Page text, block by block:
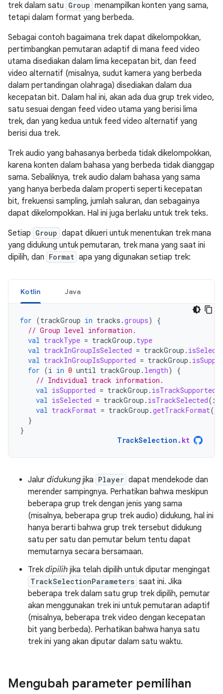
trek dalam satu Group menampilkan konten yang sama,
tetapi dalam format yang berbeda.
Sebagai contoh bagaimana trek dapat dikelompokkan,
pertimbangkan pemutaran adaptif di mana feed video
utama disediakan dalam lima kecepatan bit, dan feed
video alternatif (misalnya, sudut kamera yang berbeda
dalam pertandingan olahraga) disediakan dalam dua
kecepatan bit. Dalam hal ini, akan ada dua grup trek video,
satu sesuai dengan feed video utama yang berisi lima
trek, dan yang kedua untuk feed video alternatif yang
berisi dua trek.
Trek audio yang bahasanya berbeda tidak dikelompokkan,
karena konten dalam bahasa yang berbeda tidak dianggap
sama. Sebaliknya, trek audio dalam bahasa yang sama
yang hanya berbeda dalam properti seperti kecepatan
bit, frekuensi sampling, jumlah saluran, dan sebagainya
dapat dikelompokkan. Hal ini juga berlaku untuk trek teks.
Setiap Group dapat dikueri untuk menentukan trek mana
yang didukung untuk pemutaran, trek mana yang saat ini
dipilih, dan Format apa yang digunakan setiap trek:
Kotlin Java
for (trackGroup in tracks .groups)
{
// Group level information.
val trackType = trackGroup . type
val trackInGroupIsSelected = trackGroup .
val trackInGroupIsSupported = trackGroup .
for (i in 0 until trackGroup . length)
{
// Individual track information.
val isSupported = trackGroup . isTrackSupported
val isSelected = trackGroup . isTrackSelected(i
val trackFormat = trackGroup .getTrackFormat(
}
}
TrackSelection . kt
Jalur didukung jika Player dapat mendekode dan
merender sampingnya. Perhatikan bahwa meskipun
beberapa grup trek dengan jenis yang sama
(misalnya, beberapa grup trek audio) didukung, hal ini
hanya berarti bahwa grup trek tersebut didukung
satu per satu dan pemutar belum tentu dapat
memutarnya secara bersamaan.
Trek dipilih jika telah dipilih untuk diputar mengingat
TrackSelectionParameters saat ini. Jika
beberapa trek dalam satu grup trek dipilih, pemutar
akan menggunakan trek ini untuk pemutaran adaptif
(misalnya, beberapa trek video dengan kecepatan
bit yang berbeda). Perhatikan bahwa hanya satu
trek ini yang akan diputar dalam satu waktu.
Mengubah parameter pemilihan